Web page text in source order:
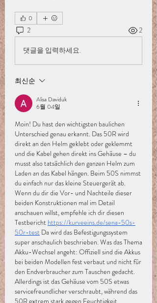
0
2 2
댓글을 입력하세요.
최신순
Alisa Daviduk
6월 04일
Moin! Du hast den wichtigsten baulichen
Unterschied genau erkannt. Das 50R wird
direkt an den Helm geklebt oder geklemmt
und die Kabel gehen direkt ins Gehäuse – du
musst also tatsächlich den ganzen Helm zum
Laden an das Kabel hängen. Beim 50S nimmst
du einfach nur das kleine Steuergerät ab.
Wenn du dir die Vor- und Nachteile dieser
beiden Konstruktionen mal im Detail
anschauen willst, empfehle ich dir diesen
Testbericht https://kurveeins.de/sena-50s-
50r-test Da wird das Befestigungssystem
super anschaulich beschrieben. Was das Thema
Akku-Wechsel angeht: Offiziell sind die Akkus
bei beiden Modellen fest verbaut und nicht für
den Endverbraucher zum Tauschen gedacht.
Allerdings ist das Gehäuse vom 50S etwas
servicefreundlicher verschraubt, während das
50R extrem stark gegen Feuchtigkeit